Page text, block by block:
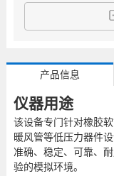
产品信息
仪器用途
该设备专门针对橡胶
暖风管等低压力器件
准确、稳定、可靠、
验的模拟环境。